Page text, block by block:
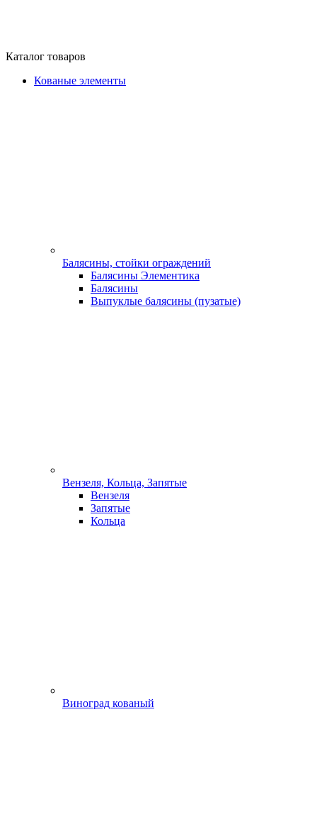
Каталог товаров
Кованые элементы
Балясины, стойки ограждений
Балясины Элементика
Балясины
Выпуклые балясины (пузатые)
Вензеля, Кольца, Запятые
Вензеля
Запятые
Кольца
Виноград кованый